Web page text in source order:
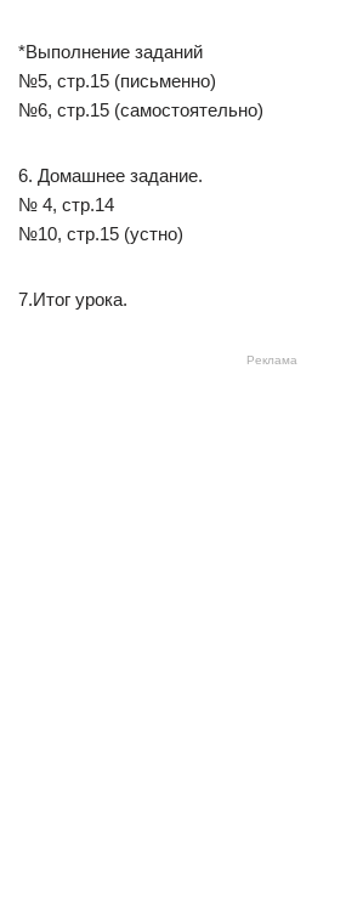
*Выполнение заданий
№5, стр.15 (письменно)
№6, стр.15 (самостоятельно)
6. Домашнее задание.
№ 4, стр.14
№10, стр.15 (устно)
7.Итог урока.
Реклама